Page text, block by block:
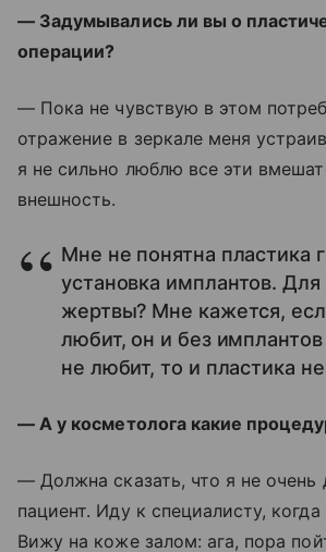
— Задумывались ли вы о
операции?
— Пока не чувствую в этом
отражение в зеркале меня
я не сильно люблю все эти
внешность.
Мне не понятна пластика
установка имплантов. Для
жертвы? Мне кажется,
любит, он и без
не любит, то и пластика не
— А у косметолога какие
— Должна сказать, что я не очень
пациент. Иду к специалисту,
Вижу на коже залом: ага, пора